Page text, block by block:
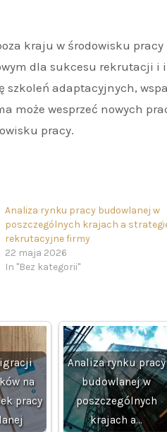
kraju w środowisku
dla sukcesu rekrutacji i
adaptacyjnych,
może wesprzeć nowych
pracy.
Analiza rynku pracy budowlanej w
poszczególnych krajach a
rekrutacyjne firmy
22 maja 2026
In "Bez kategorii"
na
pracy
Analiza rynku pracy
budowlanej w
poszczególnych
krajach a…